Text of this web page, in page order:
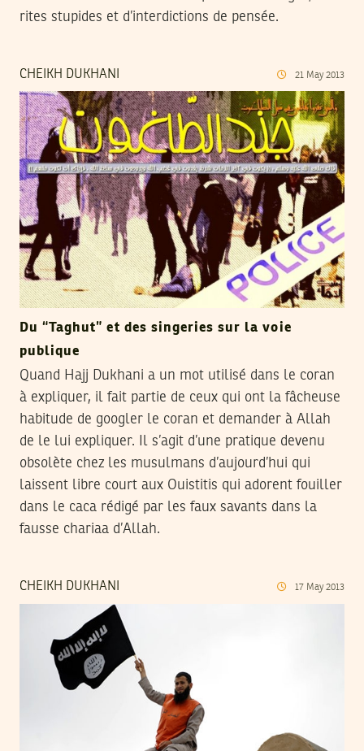
rites stupides et d’interdictions de pensée.
CHEIKH DUKHANI 21 May 2013
Du “Taghut” et des singeries sur la voie
publique
Quand Hajj Dukhani a un mot utilisé dans le coran
à expliquer, il fait partie de ceux qui ont la fâcheuse
habitude de googler le coran et demander à Allah
de le lui expliquer. Il s’agit d’une pratique devenu
obsolète chez les musulmans d’aujourd’hui qui
laissent libre court aux Ouistitis qui adorent fouiller
dans le caca rédigé par les faux savants dans la
fausse chariaa d’Allah.
CHEIKH DUKHANI 17 May 2013